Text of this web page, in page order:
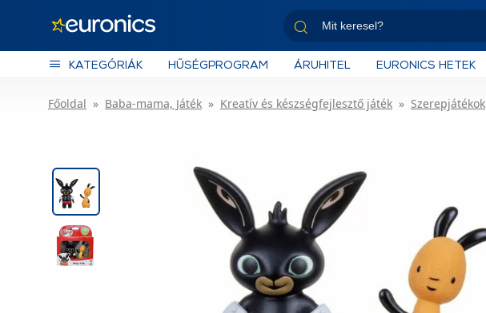
KATEGÓRIÁK HŰSÉGPROGRAM ÁRUHITEL EURONICS HETEK
Főoldal Baba-mama, Játék Kreatív és készségfejlesztő játék Szerepjátékok